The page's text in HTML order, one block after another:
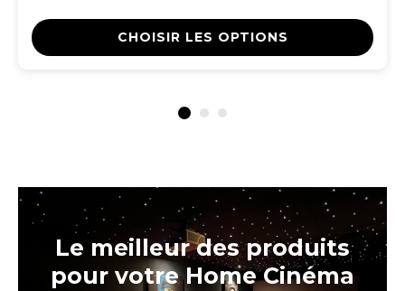
CHOISIR LES OPTIONS
Le meilleur des produits
pour votre Home Cinéma